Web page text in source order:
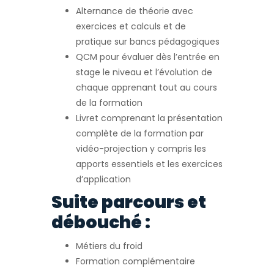
Alternance de théorie avec
exercices et calculs et de
pratique sur bancs pédagogiques
QCM pour évaluer dès l’entrée en
stage le niveau et l’évolution de
chaque apprenant tout au cours
de la formation
Livret comprenant la présentation
complète de la formation par
vidéo-projection y compris les
apports essentiels et les exercices
d’application
Suite parcours et
débouché :
Métiers du froid
Formation complémentaire